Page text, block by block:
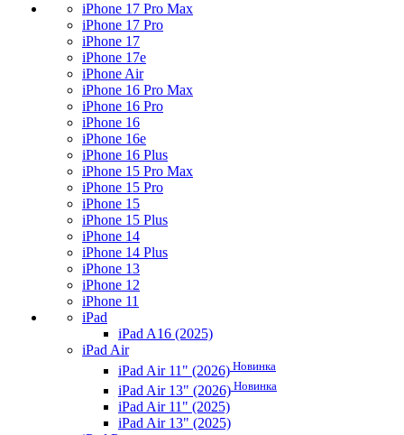
iPhone 17 Pro Max
iPhone 17 Pro
iPhone 17
iPhone 17e
iPhone Air
iPhone 16 Pro Max
iPhone 16 Pro
iPhone 16
iPhone 16e
iPhone 16 Plus
iPhone 15 Pro Max
iPhone 15 Pro
iPhone 15
iPhone 15 Plus
iPhone 14
iPhone 14 Plus
iPhone 13
iPhone 12
iPhone 11
iPad
iPad A16 (2025)
iPad Air
iPad Air 11" (2026) Новинка
iPad Air 13" (2026) Новинка
iPad Air 11" (2025)
iPad Air 13" (2025)